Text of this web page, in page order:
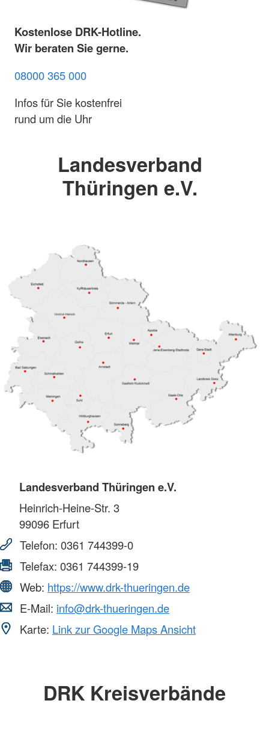
Kostenlose DRK-Hotline.
Wir beraten Sie gerne.
08000 365 000
Infos für Sie kostenfrei
rund um die Uhr
Landesverband
Thüringen e.V.
Landesverband Thüringen e.V.
Heinrich-Heine-Str. 3
99096 Erfurt
Telefon: 0361 744399-0
Telefax: 0361 744399-19
Web: https://www.drk-thueringen.de
E-Mail: info@drk-thueringen.de
Karte: Link zur Google Maps Ansicht
DRK Kreisverbände